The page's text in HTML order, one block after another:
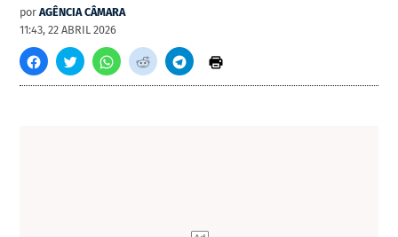
por AGÊNCIA CÂMARA
11:43, 22 ABRIL 2026